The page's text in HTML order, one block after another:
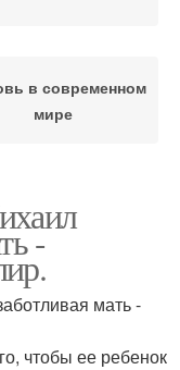
в современном
мире
-
мать -
чтобы ее ребенок